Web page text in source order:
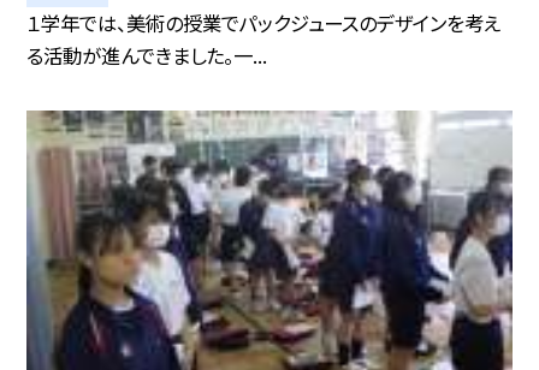
１学年では、美術の授業でパックジュースのデザインを考え
る活動が進んできました。一...